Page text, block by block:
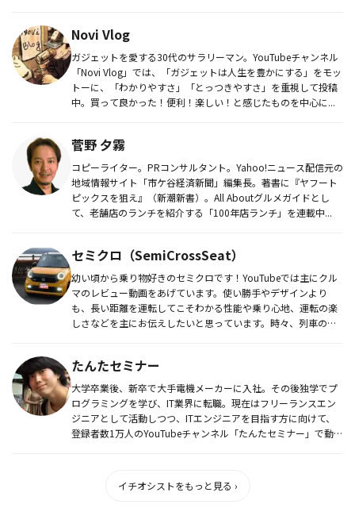
Novi Vlog
ガジェットを愛する30代のサラリーマン。YouTubeチャンネル
「Novi Vlog」では、「ガジェットは人生を豊かにする」をモッ
トーに、「わかりやすさ」「とっつきやすさ」を重視して投稿
中。買って良かった！便利！楽しい！と感じたものを中心に...
菅野 夕霧
コピーライター。PRコンサルタント。Yahoo!ニュース配信元の
地域情報サイト「市ケ谷経済新聞」編集長。著書に『ヤフート
ピックスを狙え』（新潮新書）。All Aboutグルメガイドとし
て、老舗店のランチを紹介する「100年店ランチ」を連載中...
セミクロ（SemiCrossSeat）
幼い頃から乗り物好きのセミクロです！YouTubeでは主にクル
マのレビュー動画をあげています。使い勝手やデザインより
も、長い距離を運転してこそわかる性能や乗り心地、運転の楽
しさなどを主にお伝えしたいと思っています。時々、列車の動
たんたセミナー
大学卒業後、新卒で大手電機メーカーに入社。その後独学でプ
ログラミングを学び、IT業界に転職。現在はフリーランスエン
ジニアとして活動しつつ、ITエンジニアを目指す方に向けて、
登録者数1万人のYouTubeチャンネル「たんたセミナー」で動画
イチオシストをもっと見る ›